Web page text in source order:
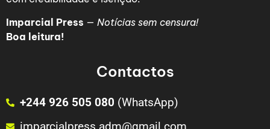
Imparcial Press — Notícias sem censura!
Boa leitura!
Contactos
+244 926 505 080 (WhatsApp)